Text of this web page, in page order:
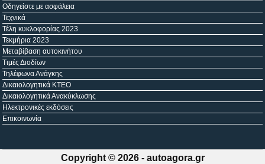
Οδηγείστε με ασφάλεια
Τεχνικά
Τέλη κυκλοφορίας 2023
Τεκμήρια 2023
Μεταβίβαση αυτοκινήτου
Τιμές Διοδίων
Τηλέφωνα Ανάγκης
Δικαιολογητικά ΚΤΕΟ
Δικαιολογητικά Ανακύκλωσης
Ηλεκτρονικές εκδόσεις
Επικοινωνία
Copyright © 2026 - autoagora.gr